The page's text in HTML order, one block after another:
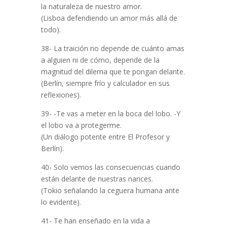
la naturaleza de nuestro amor.
(Lisboa defendiendo un amor más allá de
todo).
38- La traición no depende de cuánto amas
a alguien ni de cómo, depende de la
magnitud del dilema que te pongan delante.
(Berlín, siempre frío y calculador en sus
reflexiones).
39- -Te vas a meter en la boca del lobo. -Y
el lobo va a protegerme.
(Un diálogo potente entre El Profesor y
Berlín).
40- Solo vemos las consecuencias cuando
están delante de nuestras narices.
(Tokio señalando la ceguera humana ante
lo evidente).
41- Te han enseñado en la vida a